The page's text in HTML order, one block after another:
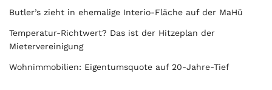
Butler’s zieht in ehemalige Interio-Fläche auf der MaHü
Temperatur-Richtwert? Das ist der Hitzeplan der
Mietervereinigung
Wohnimmobilien: Eigentumsquote auf 20-Jahre-Tief